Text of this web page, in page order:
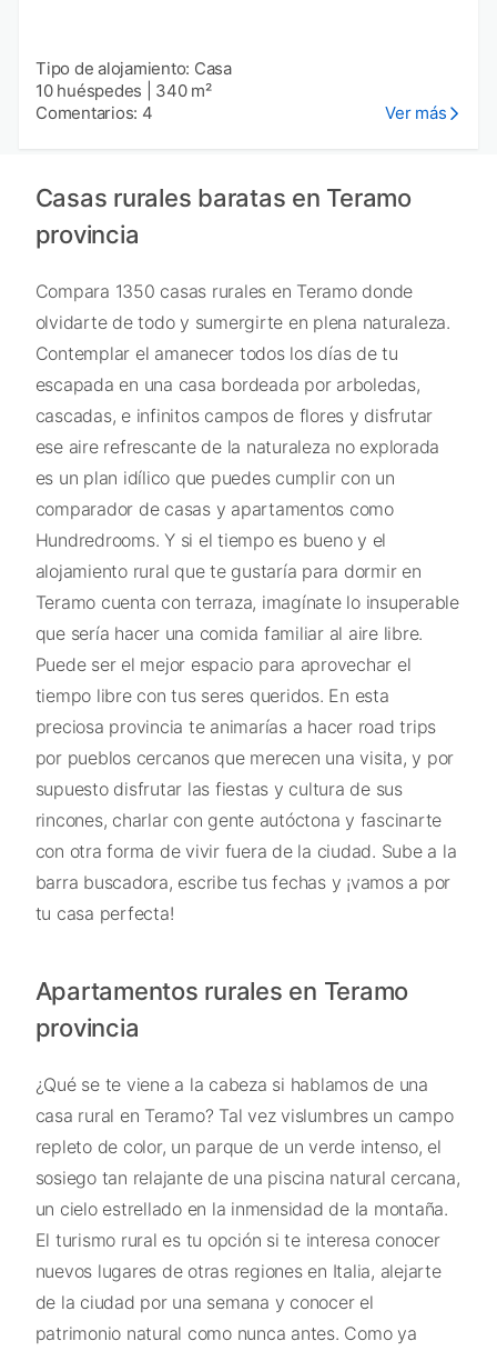
Tipo de alojamiento: Casa
10 huéspedes
340 m²
Comentarios: 4
Ver más
Casas rurales baratas en Teramo
provincia
Compara 1350 casas rurales en Teramo donde
olvidarte de todo y sumergirte en plena naturaleza.
Contemplar el amanecer todos los días de tu
escapada en una casa bordeada por arboledas,
cascadas, e infinitos campos de flores y disfrutar
ese aire refrescante de la naturaleza no explorada
es un plan idílico que puedes cumplir con un
comparador de casas y apartamentos como
Hundredrooms. Y si el tiempo es bueno y el
alojamiento rural que te gustaría para dormir en
Teramo cuenta con terraza, imagínate lo insuperable
que sería hacer una comida familiar al aire libre.
Puede ser el mejor espacio para aprovechar el
tiempo libre con tus seres queridos. En esta
preciosa provincia te animarías a hacer road trips
por pueblos cercanos que merecen una visita, y por
supuesto disfrutar las fiestas y cultura de sus
rincones, charlar con gente autóctona y fascinarte
con otra forma de vivir fuera de la ciudad. Sube a la
barra buscadora, escribe tus fechas y ¡vamos a por
tu casa perfecta!
Apartamentos rurales en Teramo
provincia
¿Qué se te viene a la cabeza si hablamos de una
casa rural en Teramo? Tal vez vislumbres un campo
repleto de color, un parque de un verde intenso, el
sosiego tan relajante de una piscina natural cercana,
un cielo estrellado en la inmensidad de la montaña.
El turismo rural es tu opción si te interesa conocer
nuevos lugares de otras regiones en Italia, alejarte
de la ciudad por una semana y conocer el
patrimonio natural como nunca antes. Como ya